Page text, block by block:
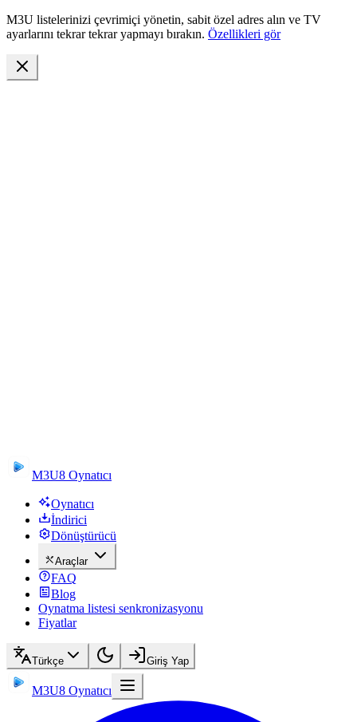
M3U listelerinizi çevrimiçi yönetin, sabit özel adres alın ve TV
ayarlarını tekrar tekrar yapmayı bırakın. Özellikleri gör
M3U8 Oynatıcı
Oynatıcı
İndirici
Dönüştürücü
Araçlar
FAQ
Blog
Oynatma listesi senkronizasyonu
Fiyatlar
Türkçe Giriş Yap
M3U8 Oynatıcı